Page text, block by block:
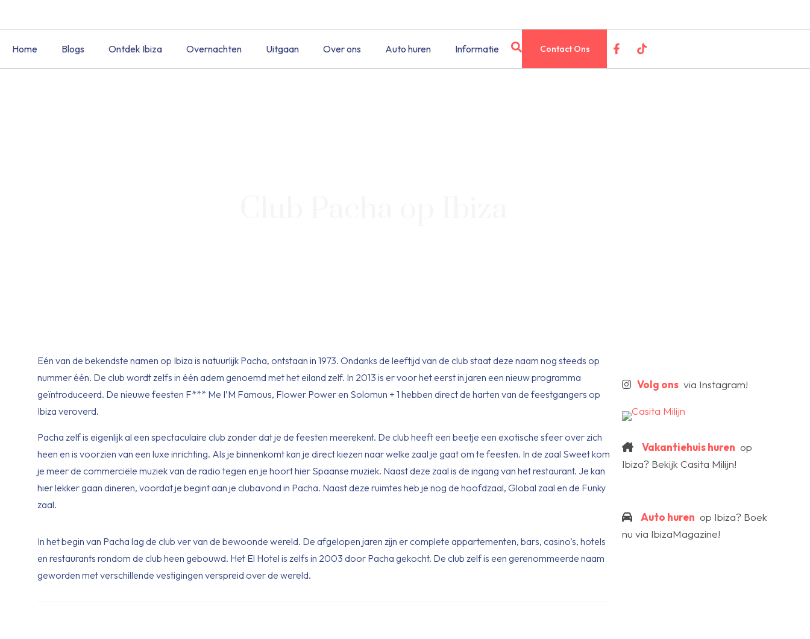
Home Blogs Ontdek Ibiza Overnachten Uitgaan Over ons Auto huren Informatie Contact Ons
Eén van de bekendste namen op Ibiza is natuurlijk Pacha, ontstaan in 1973. Ondanks de leeftijd van de club staat deze naam nog steeds op
nummer één. De club wordt zelfs in één adem genoemd met het eiland zelf. In 2013 is er voor het eerst in jaren een nieuw programma
geïntroduceerd. De nieuwe feesten F*** Me I’M Famous, Flower Power en Solomun + 1 hebben direct de harten van de feestgangers op
Ibiza veroverd.
Pacha zelf is eigenlijk al een spectaculaire club zonder dat je de feesten meerekent. De club heeft een beetje een exotische sfeer over zich
heen en is voorzien van een luxe inrichting. Als je binnenkomt kan je direct kiezen naar welke zaal je gaat om te feesten. In de zaal Sweet kom
je meer de commerciële muziek van de radio tegen en je hoort hier Spaanse muziek. Naast deze zaal is de ingang van het restaurant. Je kan
hier lekker gaan dineren, voordat je begint aan je clubavond in Pacha. Naast deze ruimtes heb je nog de hoofdzaal, Global zaal en de Funky
zaal.
In het begin van Pacha lag de club ver van de bewoonde wereld. De afgelopen jaren zijn er complete appartementen, bars, casino’s, hotels
en restaurants rondom de club heen gebouwd. Het El Hotel is zelfs in 2003 door Pacha gekocht. De club zelf is een gerenommeerde naam
geworden met verschillende vestigingen verspreid over de wereld.
Volg ons via Instagram!
Vakantiehuis huren op
Ibiza? Bekijk Casita Milijn!
Auto huren op Ibiza? Boek
nu via IbizaMagazine!